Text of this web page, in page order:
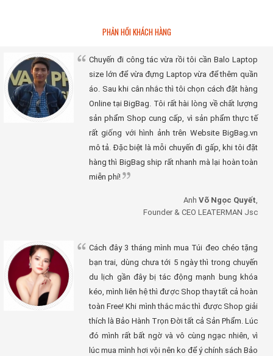
PHẢN HỒI KHÁCH HÀNG
Chuyến đi công tác vừa rồi tôi cần Balo Laptop
size lớn để vừa đựng Laptop vừa để thêm quần
áo. Sau khi cân nhắc thì tôi chọn cách đặt hàng
Online tại BigBag. Tôi rất hài lòng về chất lượng
sản phẩm Shop cung cấp, vì sản phẩm thực tế
rất giống với hình ảnh trên Website BigBag.vn
mô tả. Đặc biệt là mỗi chuyến đi gấp, khi tôi đặt
hàng thì BigBag ship rất nhanh mà lại hoàn toàn
miễn phí!
Anh Võ Ngọc Quyết,
Founder & CEO LEATERMAN Jsc
Cách đây 3 tháng mình mua Túi đeo chéo tặng
bạn trai, dùng chưa tới 5 ngày thì trong chuyến
du lịch gần đây bị tác động mạnh bung khóa
kéo, mình liên hệ thì được Shop thay tất cả hoàn
toàn Free! Khi mình thắc mắc thì được Shop giải
thích là Bảo Hành Trọn Đời tất cả Sản Phẩm. Lúc
đó mình rất bất ngờ và vô cùng ngạc nhiên, vì
lúc mua mình hơi vội nên ko để ý chính sách Bảo